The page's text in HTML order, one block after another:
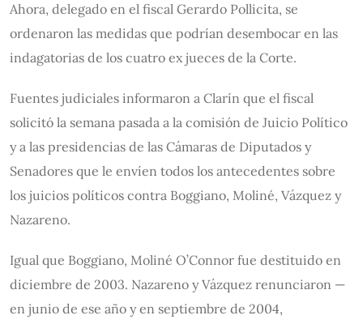
Ahora, delegado en el fiscal Gerardo Pollicita, se
ordenaron las medidas que podrían desembocar en las
indagatorias de los cuatro ex jueces de la Corte.
Fuentes judiciales informaron a Clarín que el fiscal
solicitó la semana pasada a la comisión de Juicio Político
y a las presidencias de las Cámaras de Diputados y
Senadores que le envíen todos los antecedentes sobre
los juicios políticos contra Boggiano, Moliné, Vázquez y
Nazareno.
Igual que Boggiano, Moliné O’Connor fue destituido en
diciembre de 2003. Nazareno y Vázquez renunciaron —
en junio de ese año y en septiembre de 2004,